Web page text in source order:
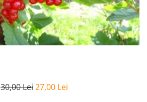
30,00 Lei27,00 Lei